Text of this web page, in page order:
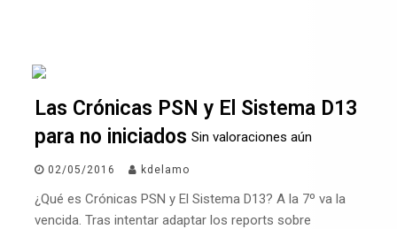
Las Crónicas PSN y El Sistema D13
para no iniciados Sin valoraciones aún
02/05/2016 kdelamo
¿Qué es Crónicas PSN y El Sistema D13? A la 7º va la
vencida. Tras intentar adaptar los reports sobre